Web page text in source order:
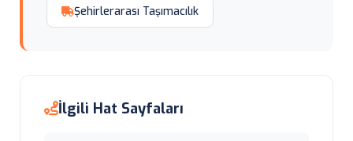
Şehirlerarası Taşımacılık
İlgili Hat Sayfaları